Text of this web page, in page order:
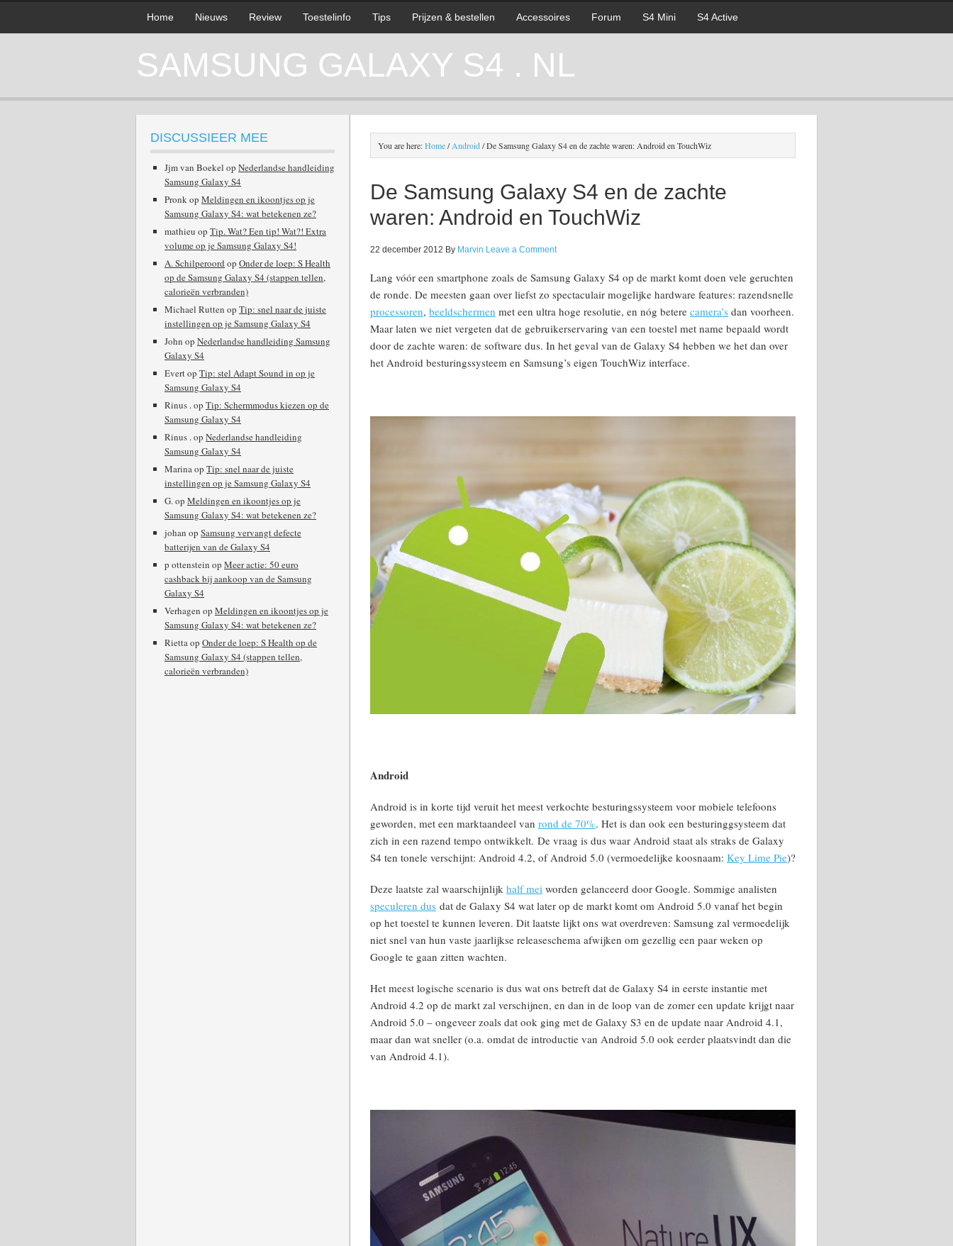
Home Nieuws Review Toestelinfo Tips Prijzen & bestellen Accessoires Forum S4 Mini S4 Active
SAMSUNG GALAXY S4 . NL
You are here:Home/ Android/De Samsung Galaxy S4 en de zachte waren: Android en TouchWiz
De Samsung Galaxy S4 en de zachte
waren: Android en TouchWiz
22 december 2012 By Marvin Leave a Comment
Lang vóór een smartphone zoals de Samsung Galaxy S4 op de markt komt doen vele geruchten
de ronde. De meesten gaan over liefst zo spectaculair mogelijke hardware features: razendsnelle
processoren, beeldschermen met een ultra hoge resolutie, en nóg betere camera’s dan voorheen.
Maar laten we niet vergeten dat de gebruikerservaring van een toestel met name bepaald wordt
door de zachte waren: de software dus. In het geval van de Galaxy S4 hebben we het dan over
het Android besturingssysteem en Samsung’s eigen TouchWiz interface.
Android
Android is in korte tijd veruit het meest verkochte besturingssysteem voor mobiele telefoons
geworden, met een marktaandeel van rond de 70%. Het is dan ook een besturinggsysteem dat
zich in een razend tempo ontwikkelt. De vraag is dus waar Android staat als straks de Galaxy
S4 ten tonele verschijnt: Android 4.2, of Android 5.0 (vermoedelijke koosnaam: Key Lime Pie)?
Deze laatste zal waarschijnlijk half mei worden gelanceerd door Google. Sommige analisten
speculeren dus dat de Galaxy S4 wat later op de markt komt om Android 5.0 vanaf het begin
op het toestel te kunnen leveren. Dit laatste lijkt ons wat overdreven: Samsung zal vermoedelijk
niet snel van hun vaste jaarlijkse releaseschema afwijken om gezellig een paar weken op
Google te gaan zitten wachten.
Het meest logische scenario is dus wat ons betreft dat de Galaxy S4 in eerste instantie met
Android 4.2 op de markt zal verschijnen, en dan in de loop van de zomer een update krijgt naar
Android 5.0 – ongeveer zoals dat ook ging met de Galaxy S3 en de update naar Android 4.1,
maar dan wat sneller (o.a. omdat de introductie van Android 5.0 ook eerder plaatsvindt dan die
van Android 4.1).
DISCUSSIEER MEE
Jjm van Boekel op Nederlandse handleiding
Samsung Galaxy S4
Pronkop Meldingen en ikoontjes op je
Samsung Galaxy S4: wat betekenen ze?
mathieu op Tip. Wat? Een tip! Wat?! Extra
volume op je Samsung Galaxy S4!
A. Schilperoord op Onder de loep: S Health
op de Samsung Galaxy S4 (stappen tellen,
calorieën verbranden)
Michael Rutten op Tip: snel naar de juiste
instellingen op je Samsung Galaxy S4
John op Nederlandse handleiding Samsung
Galaxy S4
Evertop Tip: stel Adapt Sound in op je
Samsung Galaxy S4
Rinus .op Tip: Schermmodus kiezen op de
Samsung Galaxy S4
Rinus .op Nederlandse handleiding
Samsung Galaxy S4
Marinaop Tip: snel naar de juiste
instellingen op je Samsung Galaxy S4
G.op Meldingen en ikoontjes op je
Samsung Galaxy S4: wat betekenen ze?
johan op Samsung vervangt defecte
batterijen van de Galaxy S4
p ottenstein op Meer actie: 50 euro
cashback bij aankoop van de Samsung
Galaxy S4
Verhagen op Meldingen en ikoontjes op je
Samsung Galaxy S4: wat betekenen ze?
Riettaop Onder de loep: S Health op de
Samsung Galaxy S4 (stappen tellen,
calorieën verbranden)